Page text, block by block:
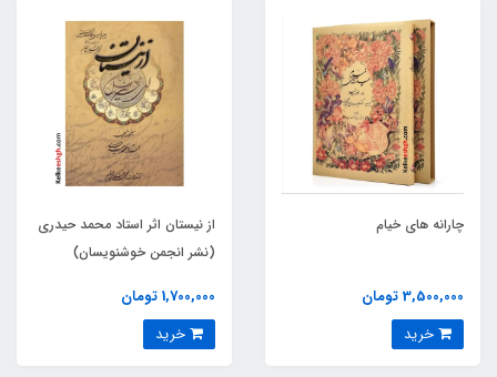
چارانه‏ های خیام
3,500,000 تومان
از نیستان اثر استاد محمد حیدری
(نشر انجمن خوشنویسان)
1,700,000 تومان